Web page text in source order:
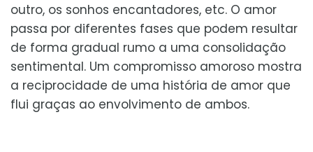
outro, os sonhos encantadores, etc. O amor
passa por diferentes fases que podem resultar
de forma gradual rumo a uma consolidação
sentimental. Um compromisso amoroso mostra
a reciprocidade de uma história de amor que
flui graças ao envolvimento de ambos.